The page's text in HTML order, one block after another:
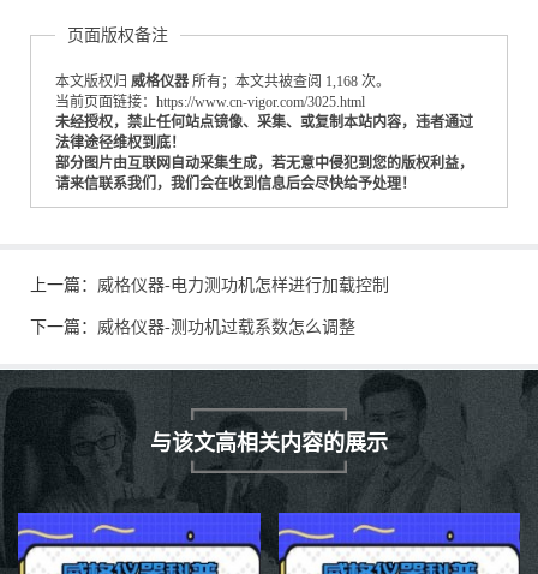
页面版权备注
本文版权归 威格仪器 所有；本文共被查阅 1,168 次。
当前页面链接：https://www.cn-vigor.com/3025.html
未经授权，禁止任何站点镜像、采集、或复制本站内容，违者通过
法律途径维权到底！
部分图片由互联网自动采集生成，若无意中侵犯到您的版权利益，
请来信联系我们，我们会在收到信息后会尽快给予处理！
上一篇： 威格仪器-电力测功机怎样进行加载控制
下一篇： 威格仪器-测功机过载系数怎么调整
与该文高相关内容的展示